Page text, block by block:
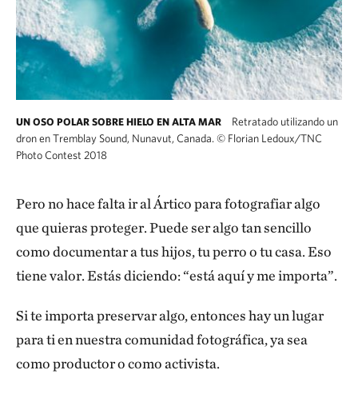
UN OSO POLAR SOBRE HIELO EN ALTA MAR
Retratado utilizando un
dron en Tremblay Sound, Nunavut, Canada. © Florian Ledoux/TNC
Photo Contest 2018
Pero no hace falta ir al Ártico para fotografiar algo
que quieras proteger. Puede ser algo tan sencillo
como documentar a tus hijos, tu perro o tu casa. Eso
tiene valor. Estás diciendo: “está aquí y me importa”.
Si te importa preservar algo, entonces hay un lugar
para ti en nuestra comunidad fotográfica, ya sea
como productor o como activista.